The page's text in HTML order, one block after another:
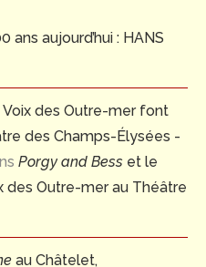
ans aujourd’hui : HANS
Voix des Outre-mer font
des Champs-Élysées -
Porgy and Bess et le
des Outre-mer au Théâtre
au Châtelet,